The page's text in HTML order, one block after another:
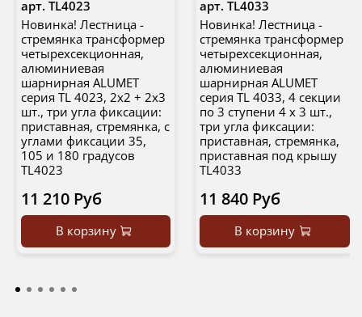
арт. TL4023
Новинка! Лестница -
стремянка трансформер
четырехсекционная,
алюминиевая
шарнирная ALUMET
серия TL 4023, 2х2 + 2х3
шт., три угла фиксации:
приставная, стремянка, с
углами фиксации 35,
105 и 180 градусов
TL4023
11 210 Руб
В корзину
арт. ТL4033
Новинка! Лестница -
стремянка трансформер
четырехсекционная,
алюминиевая
шарнирная ALUMET
серия TL 4033, 4 секции
по 3 ступени 4 х 3 шт.,
три угла фиксации:
приставная, стремянка,
приставная под крышу
TL4033
11 840 Руб
В корзину